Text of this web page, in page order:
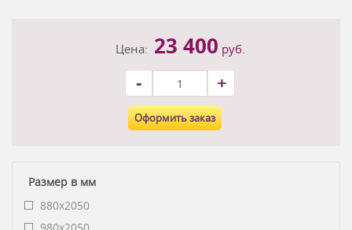
Цена: 23 400 руб.
- +
Оформить заказ
Размер в мм
880х2050